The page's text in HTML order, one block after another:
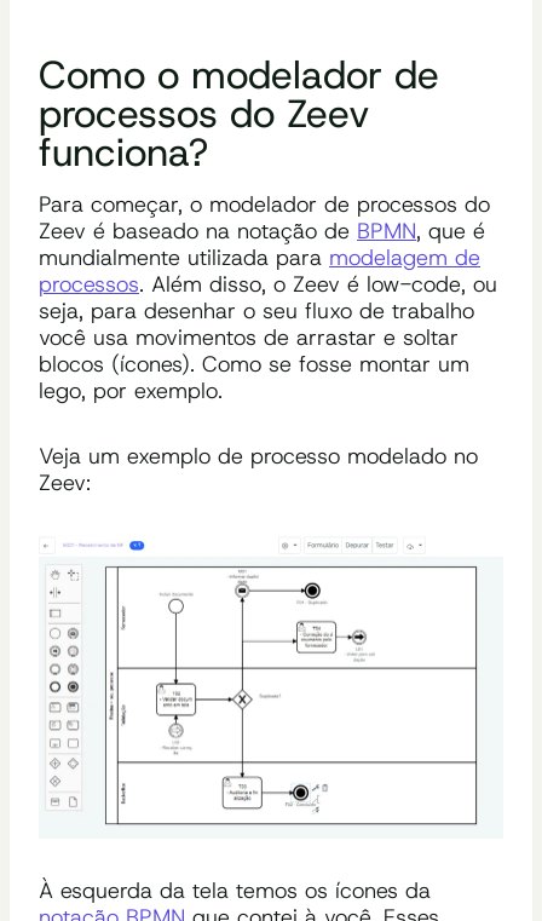
Como o modelador de
processos do Zeev
funciona?
Para começar, o modelador de processos do
Zeev é baseado na notação de BPMN, que é
mundialmente utilizada para modelagem de
processos. Além disso, o Zeev é low-code, ou
seja, para desenhar o seu fluxo de trabalho
você usa movimentos de arrastar e soltar
blocos (ícones). Como se fosse montar um
lego, por exemplo.
Veja um exemplo de processo modelado no
Zeev:
À esquerda da tela temos os ícones da